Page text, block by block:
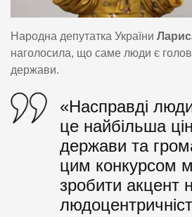
Народна депутатка України
наголосила, що саме люди є
держави.
«Насправді
це найбільша
держави та
цим конкурсом
зробити акцент